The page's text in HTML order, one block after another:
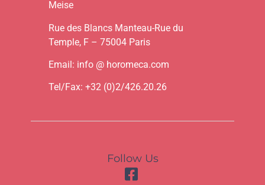
Meise
Rue des Blancs Manteau-Rue du
Temple, F – 75004 Paris
Email: info @ horomeca.com
Tel/Fax: +32 (0)2/426.20.26
Follow Us